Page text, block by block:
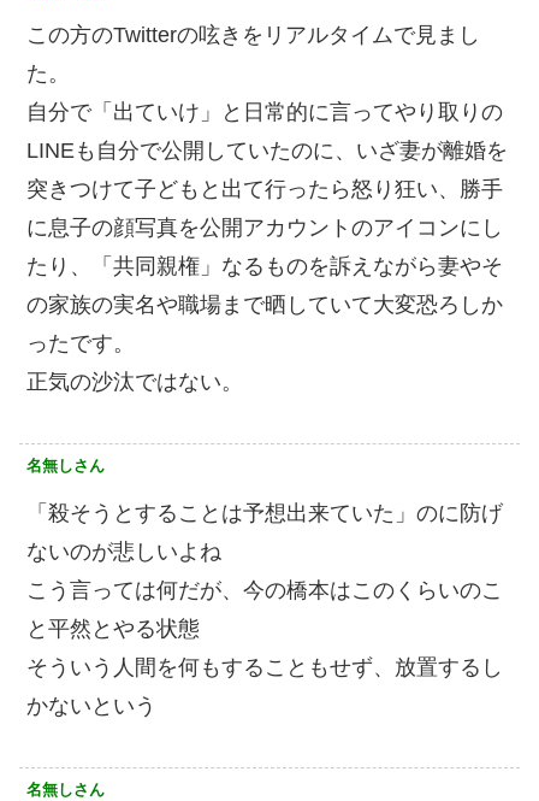
この方のTwitterの呟きをリアルタイムで見まし
た。
自分で「出ていけ」と日常的に言ってやり取りの
LINEも自分で公開していたのに、いざ妻が離婚を
突きつけて子どもと出て行ったら怒り狂い、勝手
に息子の顔写真を公開アカウントのアイコンにし
たり、「共同親権」なるものを訴えながら妻やそ
の家族の実名や職場まで晒していて大変恐ろしか
ったです。
正気の沙汰ではない。
名無しさん
「殺そうとすることは予想出来ていた」のに防げ
ないのが悲しいよね
こう言っては何だが、今の橋本はこのくらいのこ
と平然とやる状態
そういう人間を何もすることもせず、放置するし
かないという
名無しさん